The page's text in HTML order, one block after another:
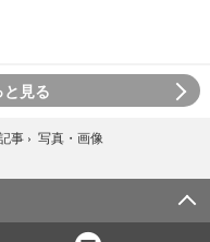
見る
事 › 写真・画像